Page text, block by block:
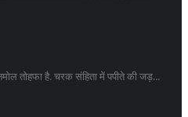
तोहफा है. चरक संहिता में पपीते की जड़...